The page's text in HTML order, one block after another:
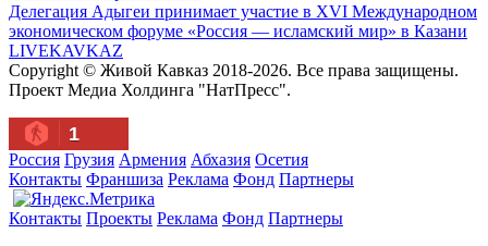
Делегация Адыгеи принимает участие в XVI Международном
экономическом форуме «Россия — исламский мир» в Казани
LIVEKAVKAZ
Copyright © Живой Кавказ 2018-2026. Все права защищены.
Проект Медиа Холдинга "НатПресс".
1
Россия Грузия Армения Абхазия Осетия
Контакты Франшиза Реклама Фонд Партнеры
Контакты Проекты Реклама Фонд Партнеры